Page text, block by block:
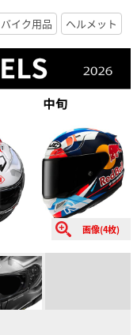
バイク用品 ヘルメット
画像(4枚)